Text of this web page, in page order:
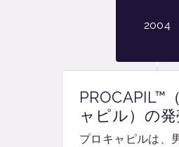
PROCAPIL™
ャピル）の発
プロキャピルは、
2004